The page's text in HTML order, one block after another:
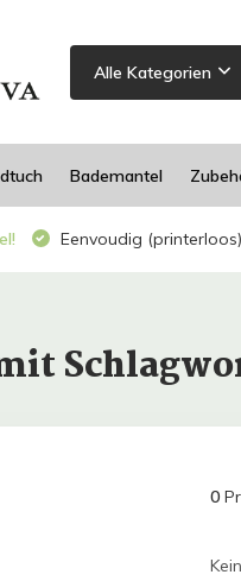
Alle Kategorien
Bademantel
Eenvoudig
0